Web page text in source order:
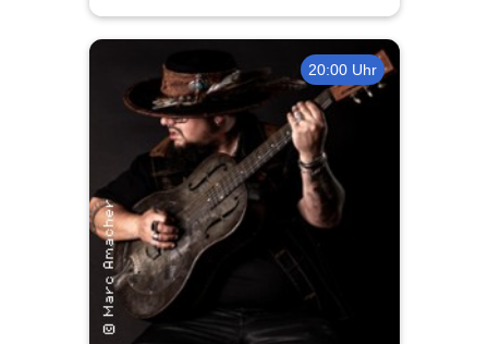
20:00 Uhr